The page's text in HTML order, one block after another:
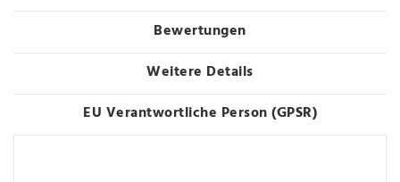
Bewertungen
Weitere Details
EU Verantwortliche Person (GPSR)